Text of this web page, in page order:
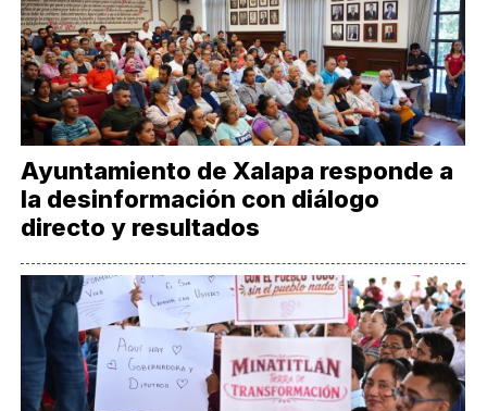
Ayuntamiento de Xalapa responde a
la desinformación con diálogo
directo y resultados